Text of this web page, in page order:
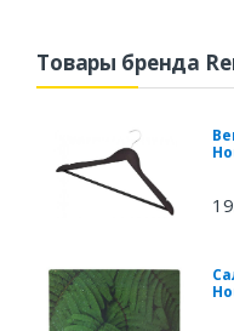
Товары бренда